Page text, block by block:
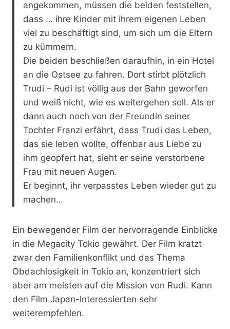
angekommen, müssen die beiden feststellen,
dass … ihre Kinder mit ihrem eigenen Leben
viel zu beschäftigt sind, um sich um die Eltern
zu kümmern.
Die beiden beschließen daraufhin, in ein Hotel
an die Ostsee zu fahren. Dort stirbt plötzlich
Trudi – Rudi ist völlig aus der Bahn geworfen
und weiß nicht, wie es weitergehen soll. Als er
dann auch noch von der Freundin seiner
Tochter Franzi erfährt, dass Trudi das Leben,
das sie leben wollte, offenbar aus Liebe zu
ihm geopfert hat, sieht er seine verstorbene
Frau mit neuen Augen.
Er beginnt, ihr verpasstes Leben wieder gut zu
machen…
Ein bewegender Film der hervorragende Einblicke
in die Megacity Tokio gewährt. Der Film kratzt
zwar den Familienkonflikt und das Thema
Obdachlosigkeit in Tokio an, konzentriert sich
aber am meisten auf die Mission von Rudi. Kann
den Film Japan-Interessierten sehr
weiterempfehlen.